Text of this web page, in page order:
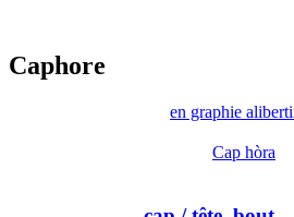
Caphore
en graphie
Cap hòra